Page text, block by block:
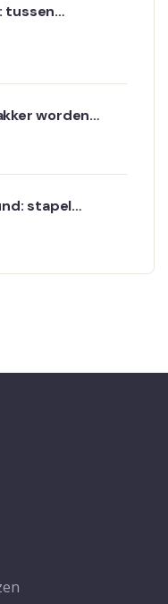
tussen
wijngaarden
worden
bergtoppen
stapel
plezier